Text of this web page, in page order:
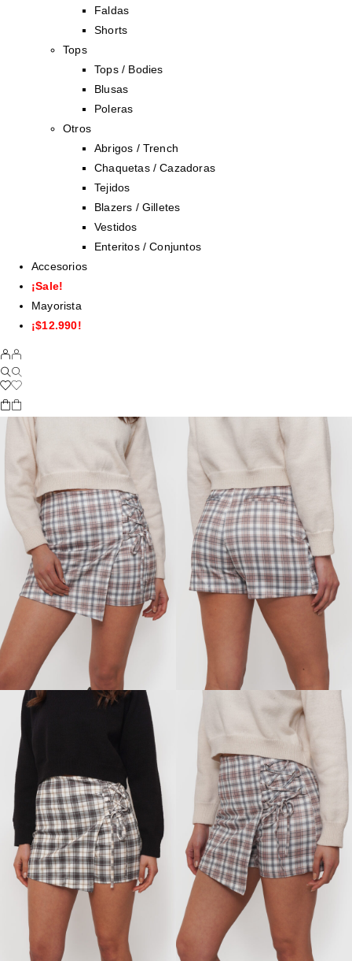
Faldas
Shorts
Tops
Tops / Bodies
Blusas
Poleras
Otros
Abrigos / Trench
Chaquetas / Cazadoras
Tejidos
Blazers / Gilletes
Vestidos
Enteritos / Conjuntos
Accesorios
¡Sale!
Mayorista
¡$12.990!